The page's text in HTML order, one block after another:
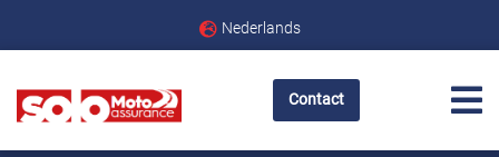
Nederlands
Contact